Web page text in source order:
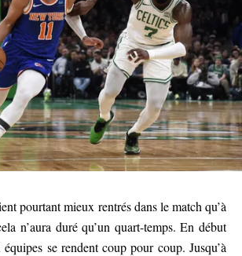
pourtant mieux rentrés dans le match qu’à
n’aura duré qu’un quart-temps. En début
se rendent coup pour coup. Jusqu’à